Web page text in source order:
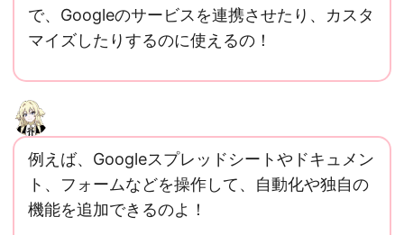
で、Googleのサービスを連携させたり、カスタ
マイズしたりするのに使えるの！
例えば、Googleスプレッドシートやドキュメン
ト、フォームなどを操作して、自動化や独自の
機能を追加できるのよ！